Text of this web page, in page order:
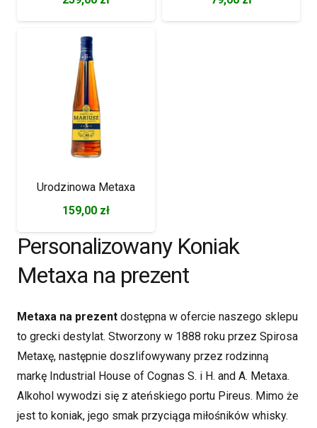
Urodzinowa Metaxa
159,00 zł
Personalizowany Koniak
Metaxa na prezent
Metaxa na prezent dostępna w ofercie naszego sklepu
to grecki destylat. Stworzony w 1888 roku przez Spirosa
Metaxę, następnie doszlifowywany przez rodzinną
markę Industrial House of Cognas S. i H. and A. Metaxa.
Alkohol wywodzi się z ateńskiego portu Pireus. Mimo że
jest to koniak, jego smak przyciąga miłośników whisky.